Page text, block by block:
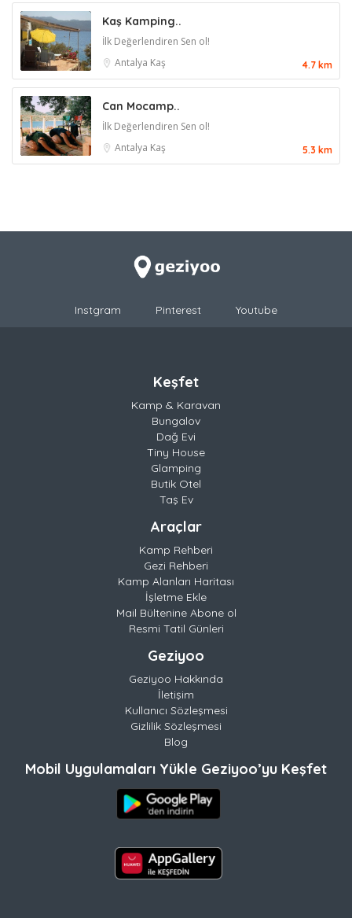
Kaş Kamping..
İlk Değerlendiren Sen ol!
Antalya Kaş 4.7 km
Can Mocamp..
İlk Değerlendiren Sen ol!
Antalya Kaş 5.3 km
Instgram Pinterest Youtube
Keşfet
Kamp & Karavan
Bungalov
Dağ Evi
Tiny House
Glamping
Butik Otel
Taş Ev
Araçlar
Kamp Rehberi
Gezi Rehberi
Kamp Alanları Haritası
İşletme Ekle
Mail Bültenine Abone ol
Resmi Tatil Günleri
Geziyoo
Geziyoo Hakkında
İletişim
Kullanıcı Sözleşmesi
Gizlilik Sözleşmesi
Blog
Mobil Uygulamaları Yükle Geziyoo’yu Keşfet